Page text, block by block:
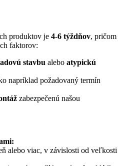
produktov je 4-6 týždňov, pričom
faktorov:
stavbu alebo atypickú
napríklad požadovaný termín
zabezpečenú našou
alebo viac, v závislosti od veľkosti